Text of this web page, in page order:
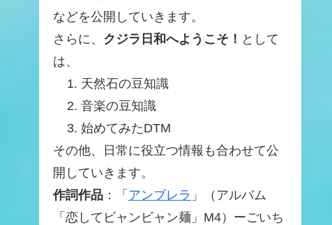
などを公開していきます。
さらに、 クジラ日和へようこそ！ として
は、
天然石の豆知識
音楽の豆知識
始めてみたDTM
その他、日常に役立つ情報も合わせて公
開していきます。
作詞作品 ：「 アンブレラ 」（アルバム
「恋してビャンビャン麺」M4）ーごいち